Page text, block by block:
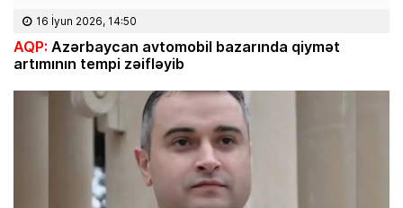
16 İyun 2026, 14:50
AQP: Azərbaycan avtomobil bazarında qiymət
artımının tempi zəifləyib